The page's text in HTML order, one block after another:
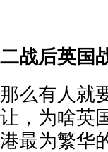
二战后英国
那么有人就
让，为啥英
港最为繁华